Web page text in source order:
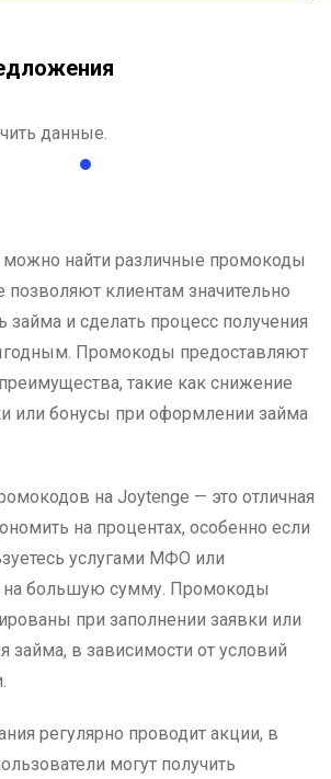
данные.
можно найти различные промокоды
позволяют клиентам значительно
займа и сделать процесс получения
Промокоды предоставляют
такие как снижение
или бонусы при оформлении займа
на Joytenge — это отличная
на процентах, особенно если
услугами МФО или
на большую сумму. Промокоды
при заполнении заявки или
займа, в зависимости от условий
регулярно проводит акции, в
могут получить